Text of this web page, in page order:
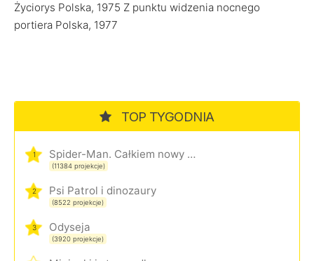
Życiorys Polska, 1975 Z punktu widzenia nocnego
portiera Polska, 1977
TOP TYGODNIA
1 Spider-Man. Całkiem nowy dzień
(11384 projekcje)
2 Psi Patrol i dinozaury
(8522 projekcje)
3 Odyseja
(3920 projekcje)